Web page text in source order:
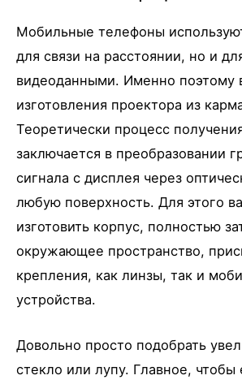
Мобильные телефоны
для связи на расстоянии, но и
видеоданными. Именно поэтому
изготовления проектора из
Теоретически процесс
заключается в преобразовании
сигнала с дисплея через
любую поверхность. Для этого
изготовить корпус, полностью
окружающее пространство,
крепления, как линзы, так и
устройства.
Довольно просто подобрать
стекло или лупу. Главное, чтобы